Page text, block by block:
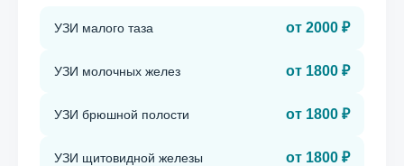
УЗИ малого таза от 2000 ₽
УЗИ молочных желез от 1800 ₽
УЗИ брюшной полости от 1800 ₽
УЗИ щитовидной железы от 1800 ₽